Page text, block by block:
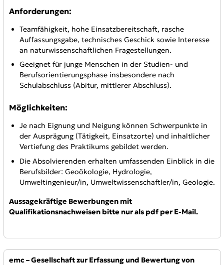
Anforderungen:
Teamfähigkeit, hohe Einsatzbereitschaft, rasche
Auffassungsgabe, technisches Geschick sowie Interesse
an naturwissenschaftlichen Fragestellungen.
Geeignet für junge Menschen in der Studien- und
Berufsorientierungsphase insbesondere nach
Schulabschluss (Abitur, mittlerer Abschluss).
Möglichkeiten:
Je nach Eignung und Neigung können Schwerpunkte in
der Ausprägung (Tätigkeit, Einsatzorte) und inhaltlicher
Vertiefung des Praktikums gebildet werden.
Die Absolvierenden erhalten umfassenden Einblick in die
Berufsbilder: Geoökologie, Hydrologie,
Umweltingenieur/in, Umweltwissenschaftler/in, Geologie.
Aussagekräftige Bewerbungen mit
Qualifikationsnachweisen bitte nur als pdf per E-Mail.
Anbieter:
emc – Gesellschaft zur Erfassung und Bewertung von